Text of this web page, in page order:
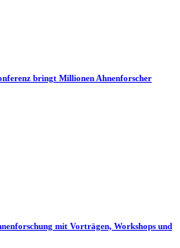
bringt Millionen Ahnenforscher
mit Vorträgen, Workshops und